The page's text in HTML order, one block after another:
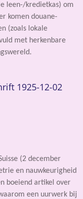
leen-/kredietkas) om
komen douane-
(zoals lokale
met herkenbare
1925-12-02
(2 december
en nauwkeurigheid
boeiend artikel over
een uurwerk bij